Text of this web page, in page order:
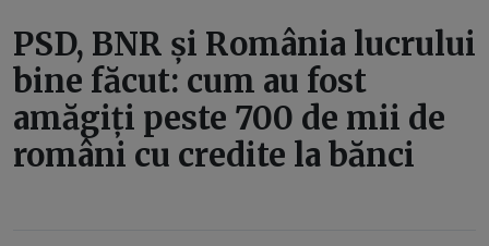
PSD, BNR și România lucrului
bine făcut: cum au fost
amăgiți peste 700 de mii de
români cu credite la bănci